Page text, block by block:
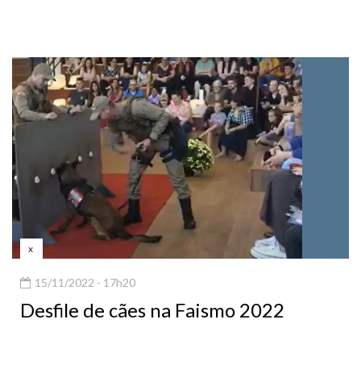
x
15/11/2022 - 17h20
Desfile de cães na Faismo 2022